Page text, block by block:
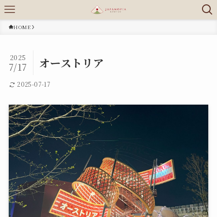
HOME
オーストリア
2025
7/17
2025-07-17